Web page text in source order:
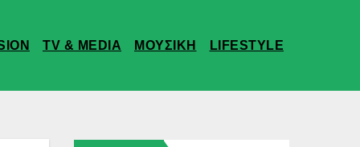
TV & MEDIA ΜΟΥΣΙΚΗ LIFESTYLE